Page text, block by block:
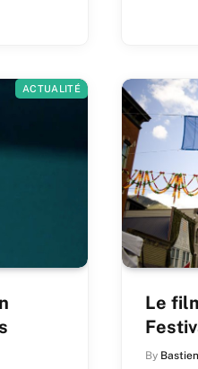
ACTUALITÉ
Le
By Bastien